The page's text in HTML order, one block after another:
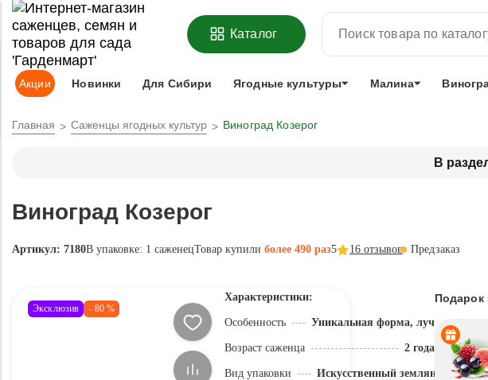
ОФОРМИТЬПРЕДЗАКАЗ =ЗАБРОНИРОВАТЬ
Адрес доставки:Москва Доставка и оплата Гарантии
Каталог
Акции Новинки Для Сибири Ягодные культуры Малина
Главная Саженцы ягодных культур Виноград Козерог
В
Виноград Козерог
Артикул: 7180В упаковке: 1 саженецТовар купили более 490 раз5 16 отзывов Предзаказ
Эксклюзив - 80 %
Характеристики:
Особенность Уникальная форма, лучший из
Возраст саженца 2 года
Вид упаковки Искусственный земляной ком
Подарок